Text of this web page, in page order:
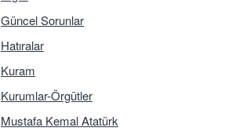
Güncel Sorunlar
Hatıralar
Kuram
Kurumlar-Örgütler
Mustafa Kemal Atatürk